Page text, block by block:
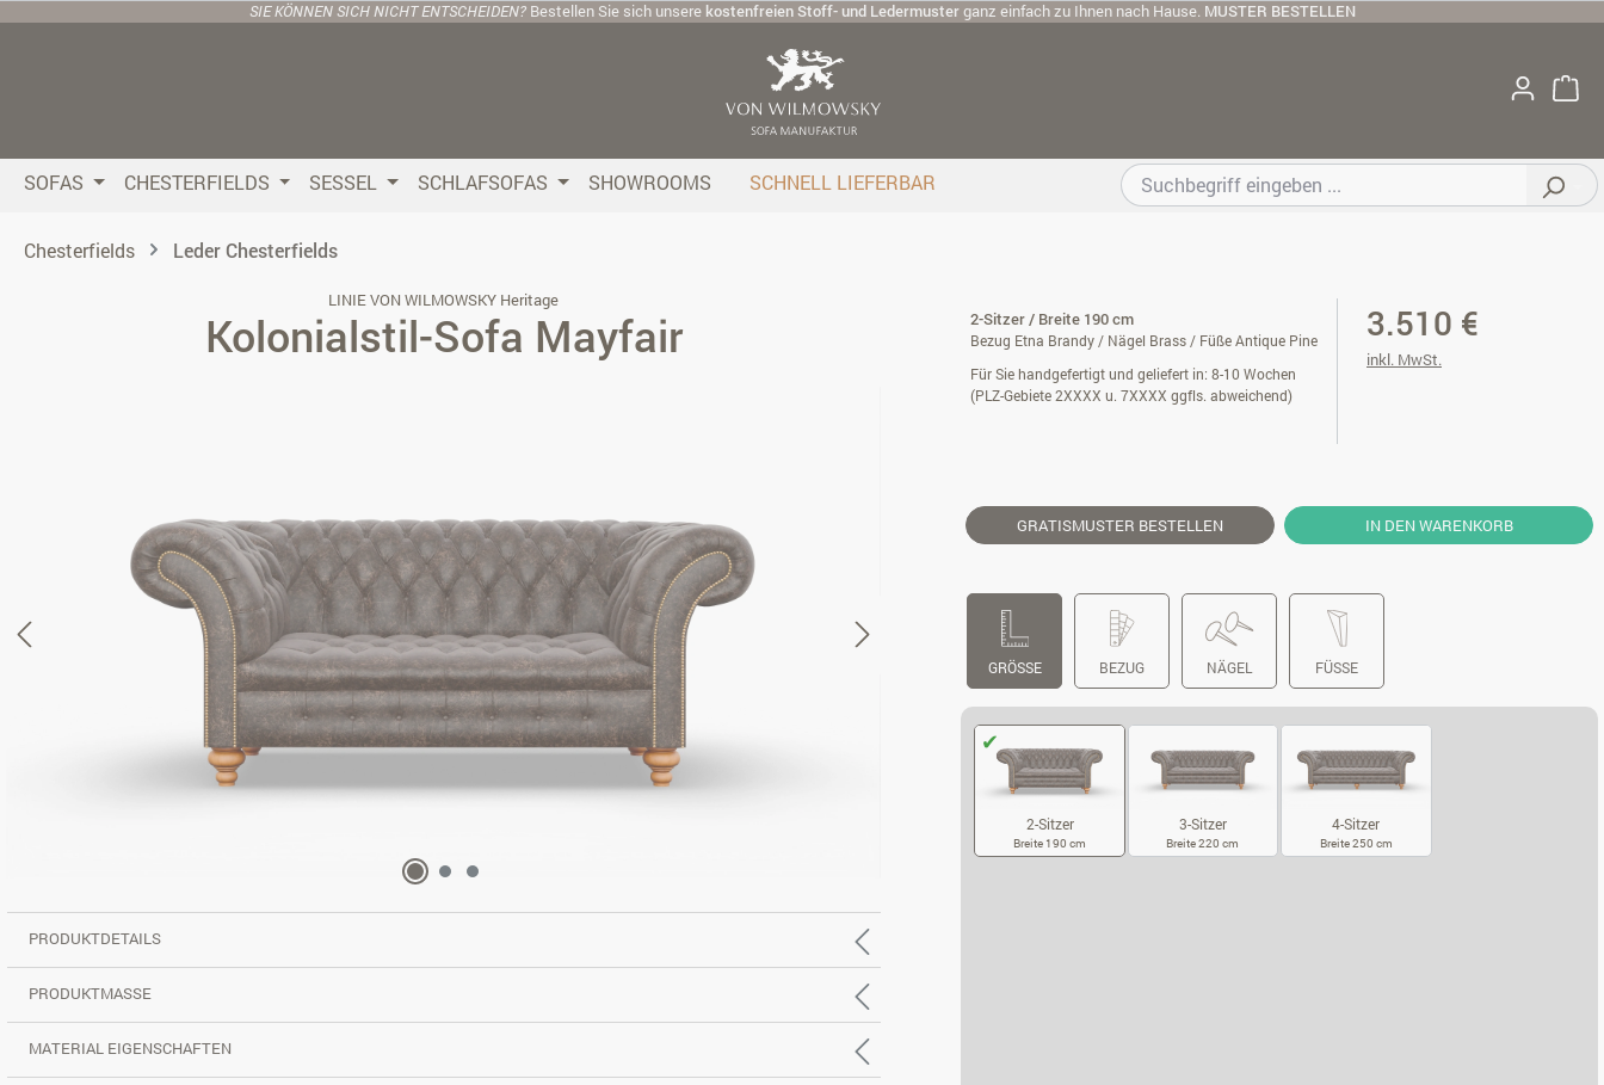
Hauptinhalt springen
Zur Suche springen
Zur Hauptnavigation springen
SIE KÖNNEN SICH NICHT ENTSCHEIDEN? Bestellen Sie sich unsere kostenfreien Stoff- und Ledermusterganz einfach zu Ihnen nach Hause. MUSTER BESTELLEN
SOFAS CHESTERFIELDS SESSEL SCHLAFSOFAS SHOWROOMS SCHNELL LIEFERBAR
Chesterfields Leder Chesterfields
LINIE VON WILMOWSKY Heritage
Kolonialstil-Sofa Mayfair 2-Sitzer / Breite 190 cm
Bezug Etna Brandy / Nägel Brass / Füße Antique Pine
Für Sie handgefertigt und geliefert in: 8-10 Wochen
(PLZ-Gebiete 2XXXX u. 7XXXX ggfls. abweichend)
3.510 €
inkl. MwSt.
GRATISMUSTER BESTELLEN IN DEN WARENKORB
GRÖSSE BEZUG NÄGEL FÜSSE
2-Sitzer
Breite 190 cm
3-Sitzer
Breite 220 cm
4-Sitzer
Breite 250 cm
PRODUKTDETAILS
PRODUKTMASSE
MATERIAL EIGENSCHAFTEN